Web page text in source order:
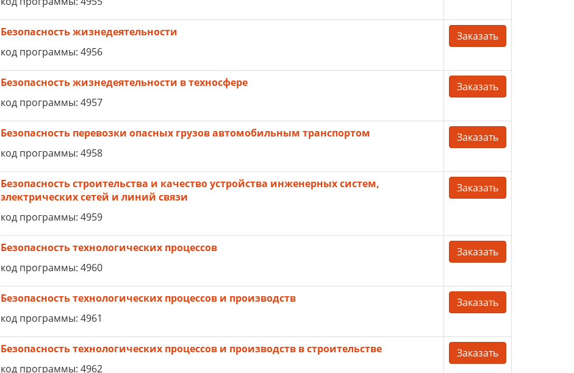
Безопасность жизнедеятельности
код программы: 4956
Заказать
Безопасность жизнедеятельности в техносфере
код программы: 4957
Заказать
Безопасность перевозки опасных грузов автомобильным транспортом
код программы: 4958
Заказать
Безопасность строительства и качество устройства инженерных систем,
электрических сетей и линий связи
код программы: 4959
Заказать
Безопасность технологических процессов
код программы: 4960
Заказать
Безопасность технологических процессов и производств
код программы: 4961
Заказать
Безопасность технологических процессов и производств в строительстве
код программы: 4962
Заказать